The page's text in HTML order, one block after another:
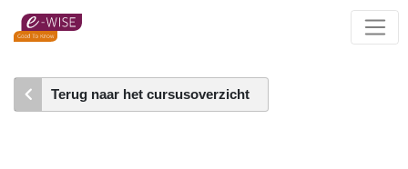
Skip
content
Terug naar het cursusoverzicht